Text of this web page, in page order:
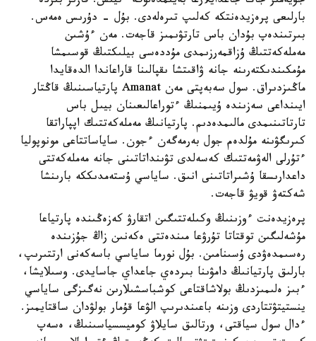
بارلىعى پرەزيدەنتكە كەلىپ تىرەلەدى. بۇل - دۇرىس ەمەس.
بىرتىندەپ بۇدان باس تارتۋىمىز قاجەت. مەن ءۇشىن
مەملەكەتتىڭ ۇزاقمەرزىمدى مۇددەسى بيلىكتىڭ قوسىمشا
مۇمكىندىكتەرىنە جانە ۋاقىتشا ىقپالىنا قاراعاندا الدەقايدا
ماڭىزدىراق. سول سەبەپتى مەن Amanat پارتياسىنىڭ قاڭتار
ايىنداعى سەزىندە ۇيىمنىڭ ءتوراعالىعىنان بيىل باس
تارتاتىنىمدى مالىمدەدىم. پارتيانىڭ مەملەكەتتىك اپپاراتقا
كىرىگۋىنە مۇلدەم جول بەرمەگەن ءجون. ساياساتتاعى مونوپوليا
ءتۇرلى الەۋمەتتىك كەسەلدى تۋىنداتاتىنى جانە مەملەكەتتى
داعدارىسقا ۇشىراتاتىنى انىق. ساياسي ۇستەمدىككە بارىنشا
شەكتەۋ قويۋ قاجەت.
پرەزيدەنت ءوزىنىڭ وكىلەتتىگىن اتقارۋ كەزەڭىندە پارتياعا
مۇشەلىگىن توقتاتا تۇرۋعا مىندەتتى ەكەنىن زاڭ جۇزىندە
رەسىمدەۋدى ۇسىنامىن. بۇل نورما ساياسي باسەكەنى ارتتىرىپ،
بارلىق پارتيانىڭ دامۋىنا بىردەي جاعداي جاسايدى. وسىلايشا،
ءبىز ەلىمىزدىڭ بولاشاقتاعى كوشباسشىلارىن نەگىزگى ساياسي
ينستيتۋتتاردى وزىنە باعىندىرىپ الۋعا قۇمار بولۋدان ساقتايمىز.
ءدال سول سياقتى، ورتالىق سايلاۋ كوميسسياسىنىڭ، ەسەپ